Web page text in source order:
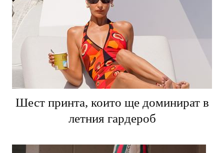
Шест принта, които ще доминират в
летния гардероб